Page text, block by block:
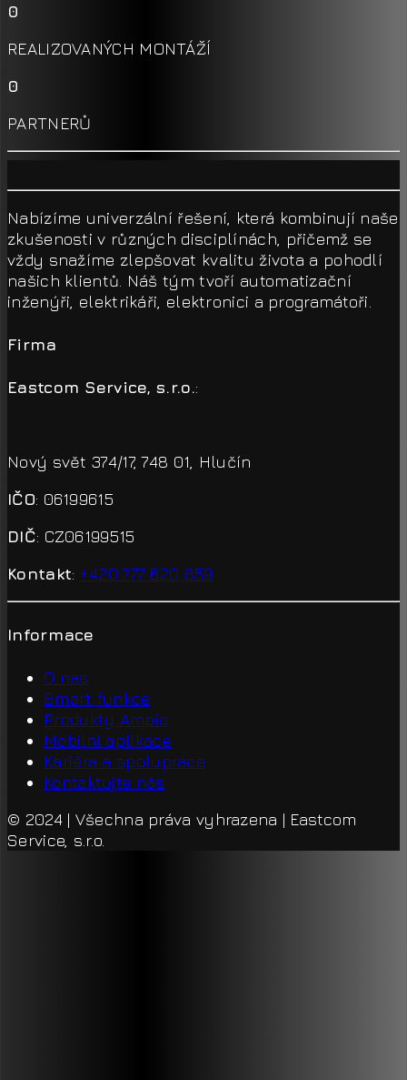
0
REALIZOVANÝCH MONTÁŽÍ
0
PARTNERŮ
Nabízíme univerzální řešení, která kombinují naše
zkušenosti v různých disciplínách, přičemž se
vždy snažíme zlepšovat kvalitu života a pohodlí
našich klientů. Náš tým tvoří automatizační
inženýři, elektrikáři, elektronici a programátoři.
Firma
Eastcom Service, s.r.o.:
Nový svět 374/17, 748 01, Hlučín
IČO: 06199615
DIČ: CZ06199515
Kontakt: +420 777 620 859
Informace
O nas
Smart funkce
Produkty Ampio
Mobilní aplikace
Kariéra a spolupráce
Kontaktujte nás
© 2024 | Všechna práva vyhrazena | Eastcom
Service, s.r.o.